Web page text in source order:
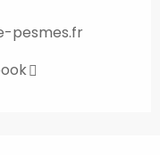
pesmes.fr